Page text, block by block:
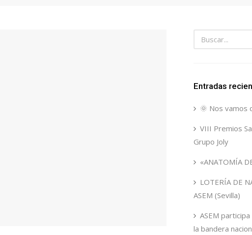
Entradas
🌞 Nos vamos
VIII Premios
Grupo Joly
«ANATOMÍA
LOTERÍA DE
ASEM (Sevilla)
ASEM
la bandera